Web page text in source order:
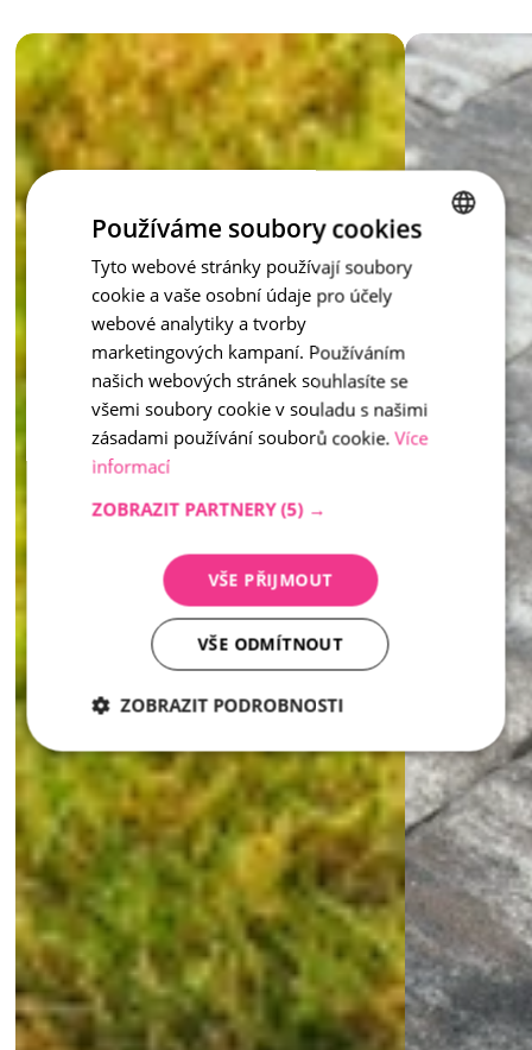
Umgebung verschmelzen oder das Beet als elegante Kante
hervorheben, die das gesamte Erscheinungsbild zur
Perfektion bringt. Es ist eine dezente Mauer, die das Beet dort
hält, wo es sein soll – mit Anmut und ohne unnötige Mühe.
Der Beeteinfassungskante – das Juwel eines jeden Gartens,
das Ordnung und Schönheit bringt.
Inspiration - Beetränder
CZECH
Používáme soubory cookies
Tyto webové stránky používají soubory
cookie a vaše osobní údaje pro účely
webové analytiky a tvorby
marketingových kampaní. Používáním
našich webových stránek souhlasíte se
všemi soubory cookie v souladu s našimi
zásadami používání souborů cookie. Více
informací
ZOBRAZIT PARTNERY (5) →
VŠE PŘIJMOUT
VŠE ODMÍTNOUT
ZOBRAZIT PODROBNOSTI
Nezbytně
nutné
soubory
Analytika Marketing
Nezbytně nutné soubory
Analytika
Marketing
Nezbytně nutné soubory cookie umožňují základní